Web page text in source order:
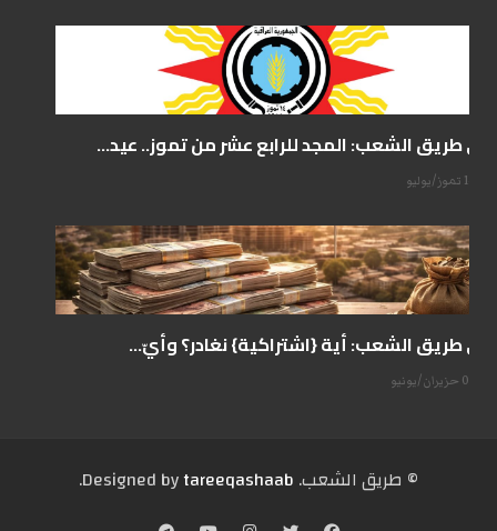
على طريق الشعب: المجد للرابع عشر من تموز.. عيد...
14 تموز/يوليو
على طريق الشعب: أية {اشتراكية} نغادر؟ وأيّ...
07 حزيران/يونيو
© طریق الشعب. Designed by tareeqashaab
.